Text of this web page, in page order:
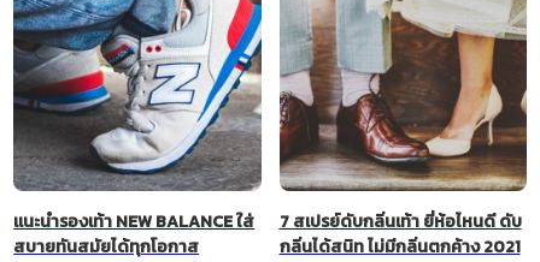
แนะนำรองเท้า NEW BALANCE ใส่
สบายทันสมัยได้ทุกโอกาส
7 สเปรย์ดับกลิ่นเท้า ยี่ห้อไหนดี ดับ
กลิ่นได้สนิท ไม่มีกลิ่นตกค้าง 2021